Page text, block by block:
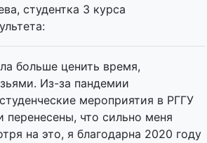
студентка 3 курса
больше ценить время,
Из-за пандемии
мероприятия в РГГУ
что сильно меня
на это, я благодарна 2020 году